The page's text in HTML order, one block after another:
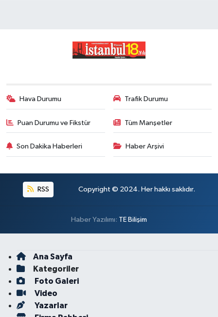
Hava Durumu Trafik Durumu
Puan Durumu ve Fikstür Tüm Manşetler
Son Dakika Haberleri Haber Arşivi
RSS Copyright © 2024. Her hakkı saklıdır.
Haber Yazılımı: TE Bilişim
Ana Sayfa
Kategoriler
Foto Galeri
Video
Yazarlar